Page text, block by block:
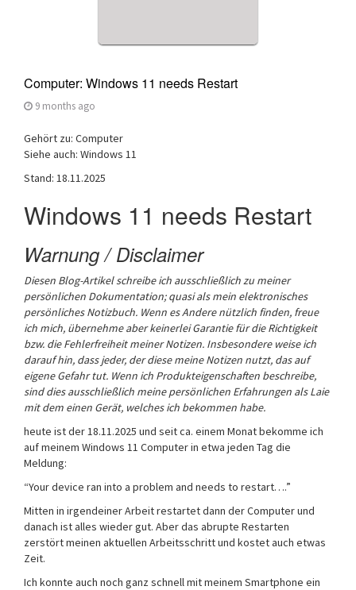
Computer: Windows 11 needs Restart
9 months ago
Gehört zu: Computer
Siehe auch: Windows 11
Stand: 18.11.2025
Windows 11 needs Restart
Warnung / Disclaimer
Diesen Blog-Artikel schreibe ich ausschließlich zu meiner
persönlichen Dokumentation; quasi als mein elektronisches
persönliches Notizbuch. Wenn es Andere nützlich finden, freue
ich mich, übernehme aber keinerlei Garantie für die Richtigkeit
bzw. die Fehlerfreiheit meiner Notizen. Insbesondere weise ich
darauf hin, dass jeder, der diese meine Notizen nutzt, das auf
eigene Gefahr tut. Wenn ich Produkteigenschaften beschreibe,
sind dies ausschließlich meine persönlichen Erfahrungen als Laie
mit dem einen Gerät, welches ich bekommen habe.
heute ist der 18.11.2025 und seit ca. einem Monat bekomme ich
auf meinem Windows 11 Computer in etwa jeden Tag die
Meldung:
“Your device ran into a problem and needs to restart….”
Mitten in irgendeiner Arbeit restartet dann der Computer und
danach ist alles wieder gut. Aber das abrupte Restarten
zerstört meinen aktuellen Arbeitsschritt und kostet auch etwas
Zeit.
Ich konnte auch noch ganz schnell mit meinem Smartphone ein